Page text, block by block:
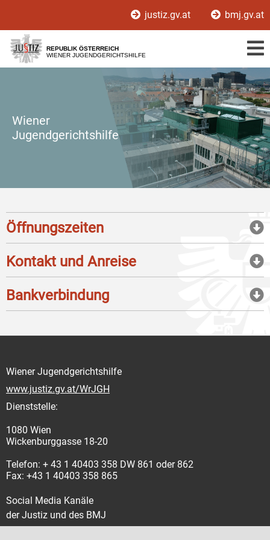
[1]
[2]
justiz.gv.at bmj.gv.at
REPUBLIK ÖSTERREICH
WIENER JUGENDGERICHTSHILFE
Wiener
Jugendgerichtshilfe
Öffnungszeiten
Kontakt und Anreise
Bankverbindung
Wiener Jugendgerichtshilfe
www.justiz.gv.at/WrJGH
Dienststelle:
1080 Wien
Wickenburggasse 18-20
Telefon: + 43 1 40403 358 DW 861 oder 862
Fax: +43 1 40403 358 865
Social Media Kanäle
der Justiz und des BMJ